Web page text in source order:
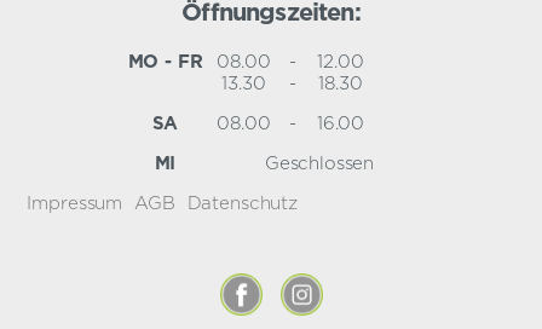
Öffnungszeiten:
MO - FR 08.00 -
12.00
13.30
- 18.30
SA 08.00 - 16.00
MI Geschlossen
Impressum AGB Datenschutz